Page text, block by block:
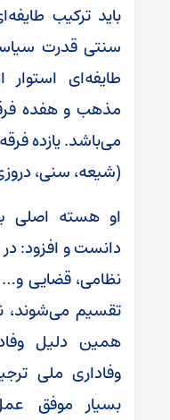
باید ترکیب
سنتی قدرت
طایفه‌ای
مذهب و هفده
می‌باشد. یازده
(شیعه، سنی،
او هسته اصلی
دانست و افزود:
نظامی، قضایی
تقسیم می‌شوند،
همین دلیل
وفاداری ملی
بسیار موفق